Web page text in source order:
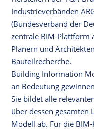
Industrieverbänden
(Bundesverband der
zentrale BIM-Plattform
Planern und
Bauteilrecherche.
Building Information
an Bedeutung
Sie bildet alle
über dessen gesamten
Modell ab. Für die